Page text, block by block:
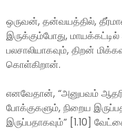
ஒருவன், தன்வயத்தில்,
இருக்கும்போது,
பலசாலியாகவும், திறன்
கொள்கிறான்.
எனவேதான், “அனுபவம்
போக்குகளும், நிறைய
இருப்பதாகவும்” [1.10]